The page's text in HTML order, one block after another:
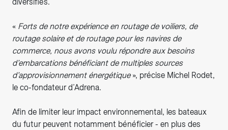
« Forts de notre expérience en routage de voiliers, de
routage solaire et de routage pour les navires de
commerce, nous avons voulu répondre aux besoins
d’embarcations bénéficiant de multiples sources
d’approvisionnement énergétique», précise Michel Rodet,
le co-fondateur d’Adrena.
Afin de limiter leur impact environnemental, les bateaux
du futur peuvent notamment bénéficier - en plus des